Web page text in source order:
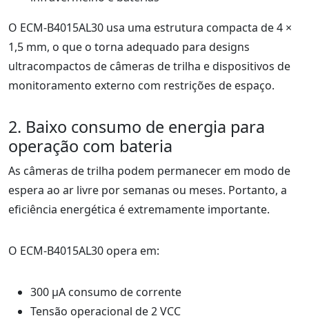
O ECM-B4015AL30 usa uma estrutura compacta de 4 ×
1,5 mm, o que o torna adequado para designs
ultracompactos de câmeras de trilha e dispositivos de
monitoramento externo com restrições de espaço.
2. Baixo consumo de energia para
operação com bateria
As câmeras de trilha podem permanecer em modo de
espera ao ar livre por semanas ou meses. Portanto, a
eficiência energética é extremamente importante.
O ECM-B4015AL30 opera em:
300 μA consumo de corrente
Tensão operacional de 2 VCC